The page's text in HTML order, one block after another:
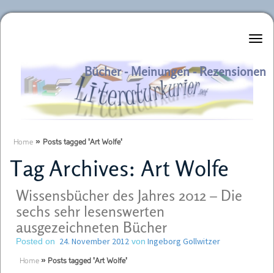
Literaturkurier.net
Bücher - Meinungen - Rezensionen
Home » Posts tagged 'Art Wolfe'
Tag Archives: Art Wolfe
Wissensbücher des Jahres 2012 – Die
sechs sehr lesenswerten
ausgezeichneten Bücher
Posted on 24. November 2012 von Ingeborg Gollwitzer
Home » Posts tagged 'Art Wolfe'